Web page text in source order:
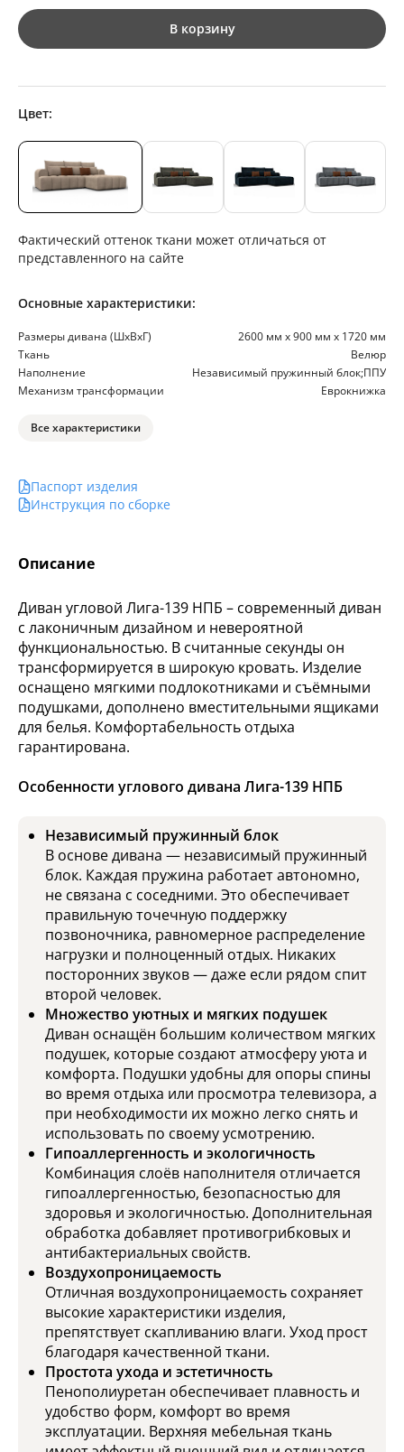
Описание
Диван угловой Лига-139 НПБ – современный диван
с лаконичным дизайном и невероятной
функциональностью. В считанные секунды он
трансформируется в широкую кровать. Изделие
оснащено мягкими подлокотниками и съёмными
подушками, дополнено вместительными ящиками
для белья. Комфортабельность отдыха
гарантирована.
Особенности углового дивана Лига-139 НПБ
Независимый пружинный блок
В основе дивана — независимый пружинный
блок. Каждая пружина работает автономно,
не связана с соседними. Это обеспечивает
правильную точечную поддержку
позвоночника, равномерное распределение
нагрузки и полноценный отдых. Никаких
посторонних звуков — даже если рядом спит
второй человек.
Множество уютных и мягких подушек
Диван оснащён большим количеством мягких
подушек, которые создают атмосферу уюта и
комфорта. Подушки удобны для опоры спины
во время отдыха или просмотра телевизора, а
при необходимости их можно легко снять и
использовать по своему усмотрению.
Гипоаллергенность и экологичность
Комбинация слоёв наполнителя отличается
гипоаллергенностью, безопасностью для
здоровья и экологичностью. Дополнительная
обработка добавляет противогрибковых и
антибактериальных свойств.
Воздухопроницаемость
Отличная воздухопроницаемость сохраняет
высокие характеристики изделия,
препятствует скапливанию влаги. Уход прост
благодаря качественной ткани.
Простота ухода и эстетичность
Пенополиуретан обеспечивает плавность и
удобство форм, комфорт во время
эксплуатации. Верхняя мебельная ткань
В корзину
Цвет:
Фактический оттенок ткани может отличаться от
представленного на сайте
Основные характеристики:
Размеры дивана (ШхВхГ)
2600 мм х 900 мм х 1720 мм
Ткань
Велюр
Наполнение
Независимый пружинный блок;ППУ
Механизм трансформации
Еврокнижка
Все характеристики
Паспорт изделия
Инструкция по сборке